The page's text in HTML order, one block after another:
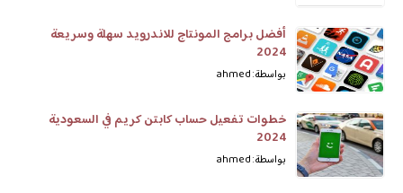
أفضل برامج المونتاج للاندرويد سهلة وسريعة
2024
بواسطة: ahmed
خطوات تفعيل حساب كابتن كريم في السعودية
2024
بواسطة: ahmed